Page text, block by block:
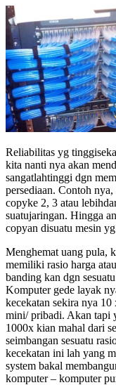
Reliabilitas yg
kita nanti nya akan
sangatlahtinggi dgn
persediaan. Contoh
copyke 2, 3 atau
suatujaringan. Hingga
copyan disuatu mesin
Menghemat uang pula,
memiliki rasio harga
banding kan dgn
Komputer gede layak
kecekatan sekira nya
mini/ pribadi. Akan tapi
1000x kian mahal dari
seimbangan sesuatu
kecekatan ini lah yang
system bakal
komputer – komputer